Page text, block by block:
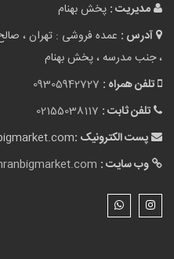
مدیریت : پخش بهنام
آدرس : عمده فروشی : تهران ،
، جنب مدرسه ، پخش بهنام
تلفن همراه : 09305942727
تلفن ثابت : 02155038117
پست الکترونیک :
وب سایت :